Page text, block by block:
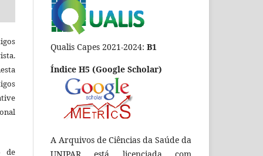
de
Qualis Capes 2021-2024: B1
Índice H5 (Google Scholar)
A Arquivos de Ciências da Saúde da
UNIPAR está licenciada com